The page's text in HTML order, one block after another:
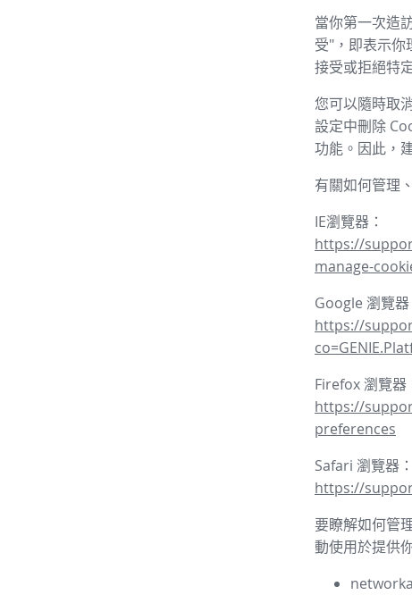
當你第一次造
受"，即表示你
接受或拒絕特
您可以隨時取
設定中刪除
功能。因此，
有關如何管理
IE瀏覽器：
https://
manage-
Google 瀏覽器
https://
Firefox 瀏覽器
https://
preferences
Safari 瀏覽器：
https://
要瞭解如何管
動使用於提供